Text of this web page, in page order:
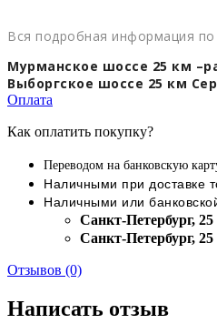
Вся подробная информация
Мурманское шоссе 25 км
Выборгское шоссе 25 км
Оплата
Как оплатить покупку?
Переводом на банковскую
Наличными при доставке
Наличными или
Cанкт-Петербург,
Cанкт-Петербург,
Отзывов (0)
Написать отзыв